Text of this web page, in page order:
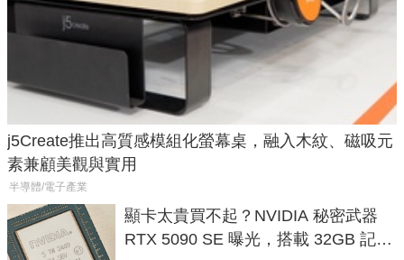
j5Create推出高質感模組化螢幕桌，融入木紋、磁吸元
素兼顧美觀與實用
半導體/電子產業
顯卡太貴買不起？NVIDIA 秘密武器
RTX 5090 SE 曝光，搭載 32GB 記憶